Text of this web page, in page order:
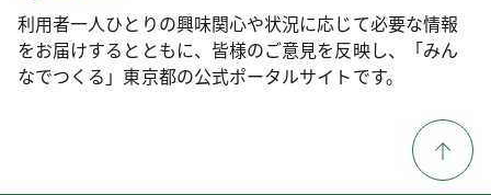
利用者一人ひとりの興味関心や状況に応じて必要な情報
をお届けするとともに、皆様のご意見を反映し、「みん
なでつくる」東京都の公式ポータルサイトです。